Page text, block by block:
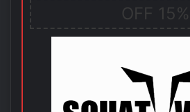
15% OFF